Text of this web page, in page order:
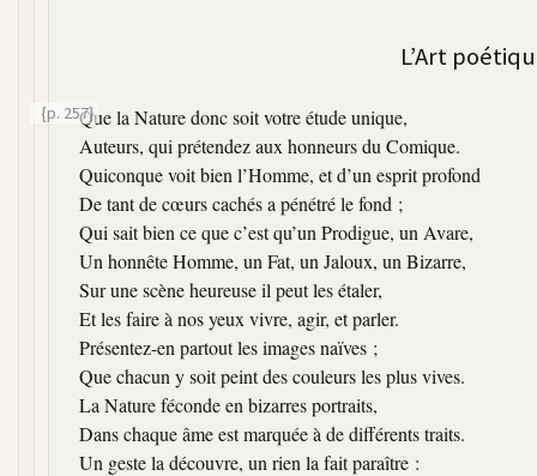
L’Art
{p. 257}Que la Nature donc soit votre étude unique,
Auteurs, qui prétendez aux honneurs du Comique.
Quiconque voit bien l’Homme, et d’un esprit profond
De tant de cœurs cachés a pénétré le fond ;
Qui sait bien ce que c’est qu’un Prodigue, un Avare,
Un honnête Homme, un Fat, un Jaloux, un Bizarre,
Sur une scène heureuse il peut les étaler,
Et les faire à nos yeux vivre, agir, et parler.
Présentez-en partout les images naïves ;
Que chacun y soit peint des couleurs les plus vives.
La Nature féconde en bizarres portraits,
Dans chaque âme est marquée à de différents traits.
Un geste la découvre, un rien la fait paraître :